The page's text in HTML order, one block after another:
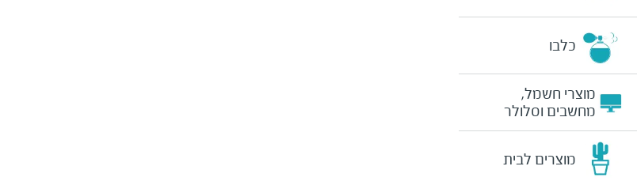
כלבו
מוצרי חשמל,
מחשבים וסלולר
מוצרים לבית